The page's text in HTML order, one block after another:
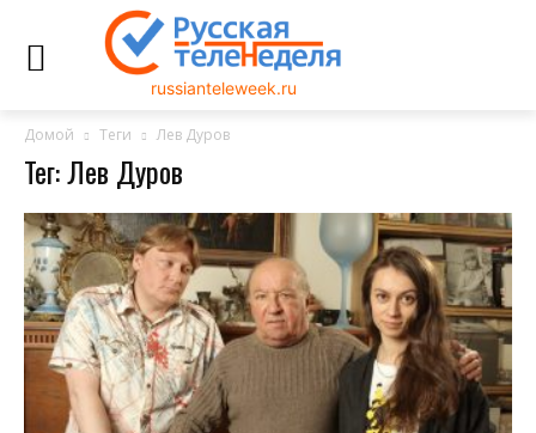
russianteleweek.ru
Домой Теги Лев Дуров
Тег: Лев Дуров